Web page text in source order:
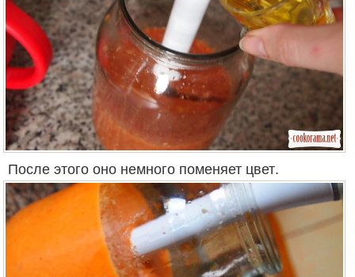
После этого оно немного поменяет цвет.